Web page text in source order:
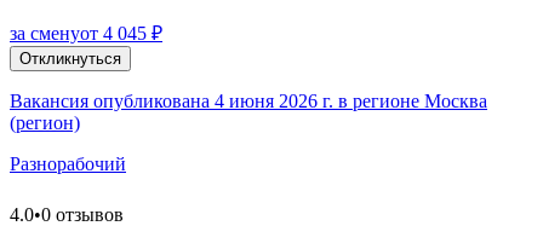
за сменуот 4 045 ₽
Откликнуться
Вакансия опубликована 4 июня 2026 г. в регионе Москва
(регион)
Разнорабочий
4.0•0 отзывов